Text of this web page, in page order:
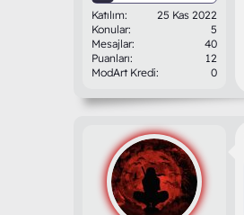
Katılım
25 Kas 2022
Konular
5
Mesajlar
40
Puanları
12
ModArt Kredi
0